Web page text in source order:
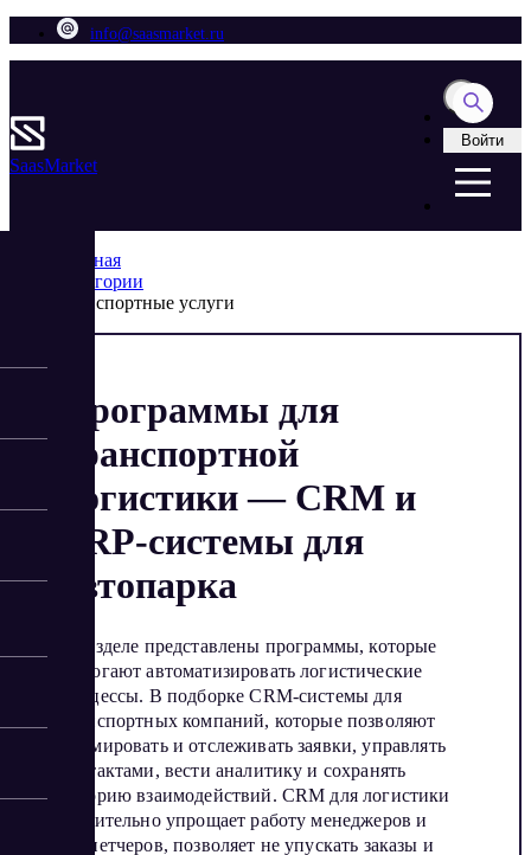
info@saasmarket.ru
SaasMarket
Войти
Главная
Категории
Транспортные услуги
Программы для
транспортной
логистики — CRM и
ERP-системы для
автопарка
В разделе представлены программы, которые
помогают автоматизировать логистические
процессы. В подборке CRM-системы для
транспортных компаний, которые позволяют
формировать и отслеживать заявки, управлять
контактами, вести аналитику и сохранять
историю взаимодействий. CRM для логистики
значительно упрощает работу менеджеров и
диспетчеров, позволяет не упускать заказы и